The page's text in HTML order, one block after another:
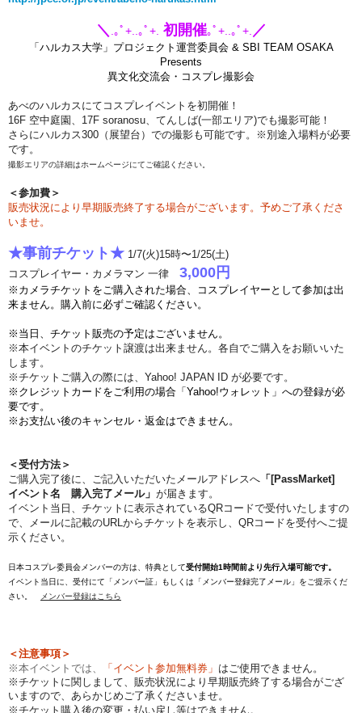
＼ .｡ﾟ+..｡ﾟ+. 初開催｡ﾟ+..｡ﾟ+. ／
「ハルカス大学」プロジェクト運営委員会 & SBI TEAM OSAKA
Presents
異文化交流会・コスプレ撮影会
あべのハルカスにてコスプレイベントを初開催！
16F 空中庭園、17F soranosu、てんしば(一部エリア)でも撮影可能！
さらにハルカス300（展望台）での撮影も可能です。
※別途入場料が必要
です。
撮影エリアの詳細はホームページにてご確認ください。
＜参加費＞
販売状況により早期販売終了する場合がございます。 予めご了承くださ
いませ。
★事前チケット★ 1/7(火)15時〜1/25(土)
コスプレイヤー・カメラマン 一律 3,000円
※カメラチケットをご購入された場合、コスプレイヤーとして参加は出
来ません。 購入前に必ずご確認ください。
※当日、チケット販売の予定はございません。
※本イベントのチケット譲渡は出来ません。各自でご購入をお願いいた
します。
※チケットご購入の際には、Yahoo! JAPAN ID が必要です。
※クレジットカードをご利用の場合「Yahoo!ウォレット」への登録が必
要です。
※お支払い後のキャンセル・返金はできません。
＜受付方法＞
ご購入完了後に、 ご記入いただいたメールアドレスへ 「[PassMarket]
イベント名 購入完了メール」 が届きます。
イベント当日、チケットに表示されているQRコードで受付いたしますの
で、メールに記載のURLからチケットを表示し、QRコードを受付へご提
示ください。
日本コスプレ委員会メンバーの方は、特典として受付開始1時間前より先行入場可能です。
イベント当日に、受付にて「メンバー証」もしくは「メンバー登録完了メール」をご提示くだ
さい。
メンバー登録はこちら
＜注意事項＞
※本イベントでは、
「イベント参加無料券」 はご使用できません。
※チケットに関しまして、販売状況により早期販売終了する場合がござ
いますので、あらかじめご了承くださいませ。
※チケット購入後の変更・払い戻し等はできません。